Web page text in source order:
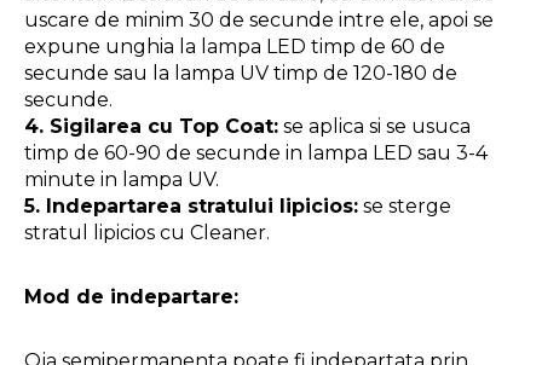
uscare de minim 30 de secunde intre ele, apoi se
expune unghia la lampa LED timp de 60 de
secunde sau la lampa UV timp de 120-180 de
secunde.
4. Sigilarea cu Top Coat: se aplica si se usuca
timp de 60-90 de secunde in lampa LED sau 3-4
minute in lampa UV.
5. Indepartarea stratului lipicios: se sterge
stratul lipicios cu Cleaner.
Mod de indepartare: